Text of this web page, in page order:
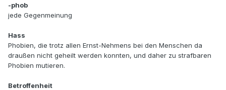
-phob
jede Gegenmeinung
Hass
Phobien, die trotz allen Ernst-Nehmens bei den Menschen da
draußen nicht geheilt werden konnten, und daher zu strafbaren
Phobien mutieren.
Betroffenheit